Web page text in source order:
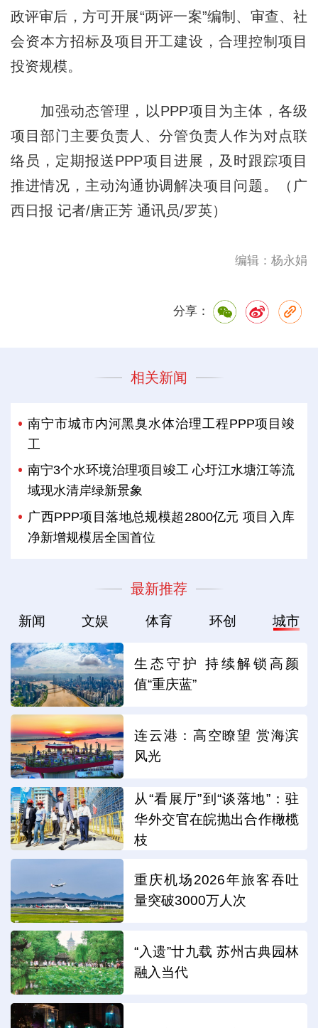
政评审后，方可开展“两评一案”编制、审查、社
会资本方招标及项目开工建设，合理控制项目
投资规模。
加强动态管理，以PPP项目为主体，各级
项目部门主要负责人、分管负责人作为对点联
络员，定期报送PPP项目进展，及时跟踪项目
推进情况，主动沟通协调解决项目问题。（广
西日报 记者/唐正芳 通讯员/罗英）
编辑：杨永娟
分享：
相关新闻
南宁市城市内河黑臭水体治理工程PPP项目竣
工
南宁3个水环境治理项目竣工 心圩江水塘江等流
域现水清岸绿新景象
广西PPP项目落地总规模超2800亿元 项目入库
净新增规模居全国首位
最新推荐
新闻 文娱 体育 环创 城市
生态守护 持续解锁高颜
值“重庆蓝”
连云港：高空瞭望 赏海滨
风光
从“看展厅”到“谈落地”：驻
华外交官在皖抛出合作橄榄
枝
重庆机场2026年旅客吞吐
量突破3000万人次
“入遗”廿九载 苏州古典园林
融入当代